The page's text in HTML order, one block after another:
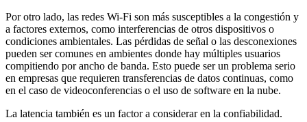
Por otro lado, las redes Wi-Fi son más susceptibles a la congestión y
a factores externos, como interferencias de otros dispositivos o
condiciones ambientales. Las pérdidas de señal o las desconexiones
pueden ser comunes en ambientes donde hay múltiples usuarios
compitiendo por ancho de banda. Esto puede ser un problema serio
en empresas que requieren transferencias de datos continuas, como
en el caso de videoconferencias o el uso de software en la nube.
La latencia también es un factor a considerar en la confiabilidad.